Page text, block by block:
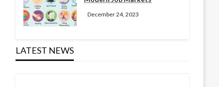
December 24, 2023
LATEST NEWS